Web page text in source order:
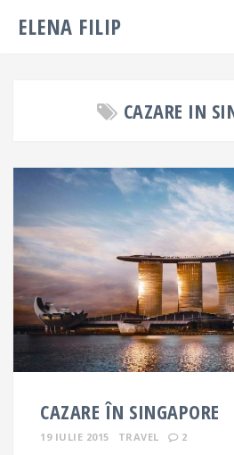
ELENA FILIP
CAZARE IN
CAZARE ÎN SINGAPORE
19 IULIE 2015 TRAVEL 2